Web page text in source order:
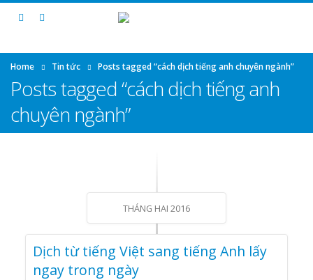
Home Tin tức Posts tagged “cách dịch tiếng anh chuyên ngành”
Posts tagged “cách dịch tiếng anh
chuyên ngành”
THÁNG HAI 2016
Dịch từ tiếng Việt sang tiếng Anh lấy
ngay trong ngày